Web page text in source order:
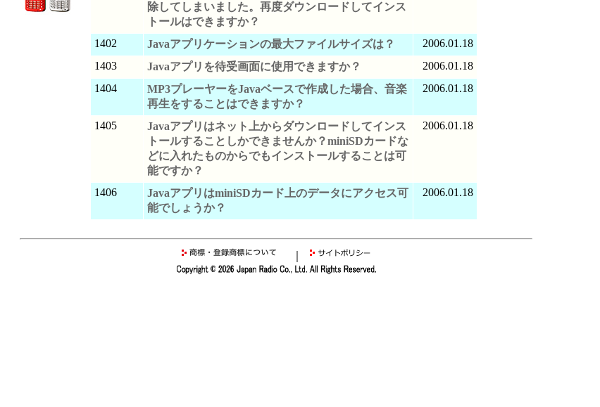
除してしまいました。再度ダウンロードしてインス
トールはできますか？
1402 Javaアプリケーションの最大ファイルサイズは？
2006.01.18
1403
Javaアプリを待受画面に使用できますか？
2006.01.18
1404
MP3プレーヤーをJavaベースで作成した場合、音楽
再生をすることはできますか？
2006.01.18
1405
Javaアプリはネット上からダウンロードしてインス
トールすることしかできませんか？miniSDカードな
どに入れたものからでもインストールすることは可
能ですか？
2006.01.18
1406
JavaアプリはminiSDカード上のデータにアクセス可
能でしょうか？
2006.01.18